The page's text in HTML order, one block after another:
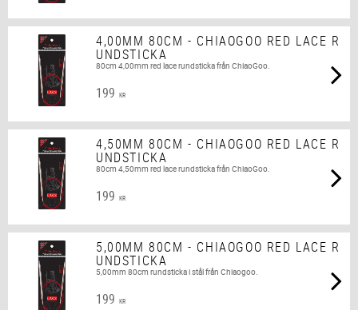
4,00MM 80CM - CHIAOGOO RED LACE R
UNDSTICKA
80cm 4,00mm red lace rundsticka från ChiaoGoo.
199 KR
4,50MM 80CM - CHIAOGOO RED LACE R
UNDSTICKA
80cm 4,50mm red lace rundsticka från ChiaoGoo.
199 KR
5,00MM 80CM - CHIAOGOO RED LACE R
UNDSTICKA
5,00mm 80cm rundsticka i stål från Chiaogoo.
199 KR